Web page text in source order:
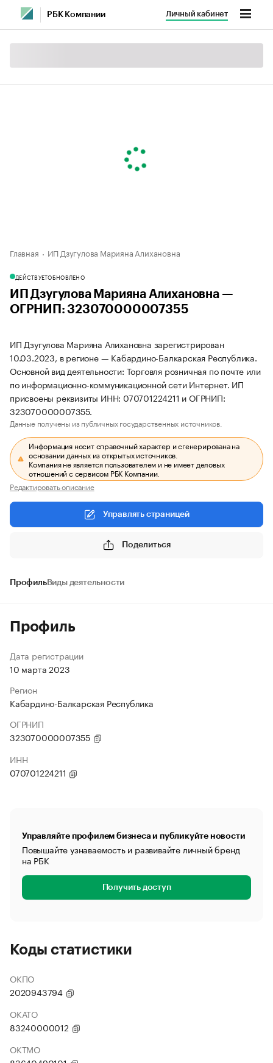
РБК Компании Личный кабинет
Главная ИП Дзугулова Марияна Алихановна
ДЕЙСТВУЕТОБНОВЛЕНО
ИП Дзугулова Марияна Алихановна —
ОГРНИП: 323070000007355
ИП Дзугулова Марияна Алихановна зарегистрирован
10.03.2023, в регионе — Кабардино-Балкарская Республика.
Основной вид деятельности: Торговля розничная по почте или
по информационно-коммуникационной сети Интернет. ИП
присвоены реквизиты ИНН: 070701224211 и ОГРНИП:
323070000007355.
Данные получены из публичных государственных источников.
Информация носит справочный характер и сгенерирована на
основании данных из открытых источников.
Компания не является пользователем и не имеет деловых
отношений с сервисом РБК Компании.
Редактировать описание
Управлять страницей
Поделиться
ПрофильВиды деятельности
Профиль
Дата регистрации
10 марта 2023
Регион
Кабардино-Балкарская Республика
ОГРНИП
323070000007355
ИНН
070701224211
Управляйте профилем бизнеса и публикуйте новости
Повышайте узнаваемость и развивайте личный бренд
на РБК
Получить доступ
Коды статистики
ОКПО
2020943794
ОКАТО
83240000012
ОКТМО